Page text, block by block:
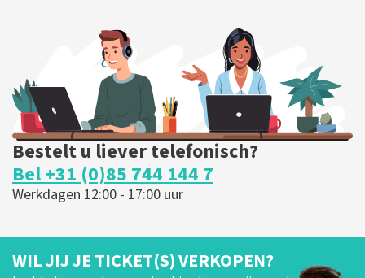
BESTEL NU
Bestelt u liever telefonisch?
Bel +31 (0)85 744 144 7
Werkdagen 12:00 - 17:00 uur
WIL JIJ JE TICKET(S) VERKOPEN?